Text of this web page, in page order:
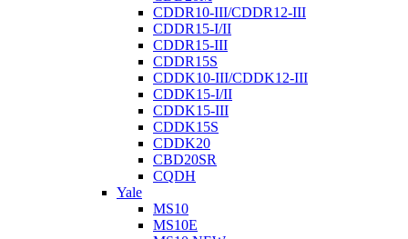
CDDR10-III/CDDR12-III
CDDR15-I/II
CDDR15-III
CDDR15S
CDDK10-III/CDDK12-III
CDDK15-I/II
CDDK15-III
CDDK15S
CDDK20
CBD20SR
CQDH
Yale
MS10
MS10E